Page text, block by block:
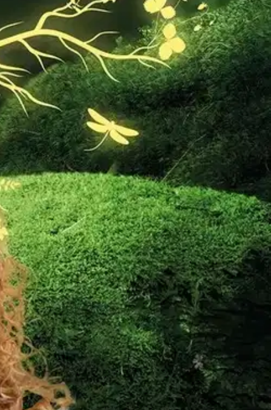
metsissä elävien mikrobien terveysvaikutukset sinulle tuttuja?
ajankohtaista ja tutkittua tietoa metsien hyvinvointivaikutuksista
annamme sille mahdollisuuden. Metsä virkistää kaikkien aistien
joiden avulla voit voimistaa myönteisiä metsäkokemuksia ja
vuosia tutkijana. Viime aikoina hän on perehtynyt laaja-
Metsä on syvällä hänen identiteetissään ja hän on tuntenut aina